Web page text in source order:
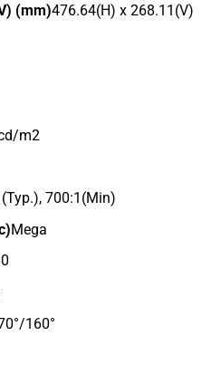
(mm)476.64(H) x 268.11(V)
m2
700:1(Min)
Mega
160°